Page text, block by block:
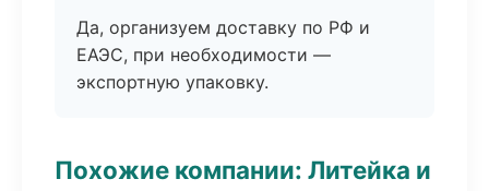
Да, организуем доставку по РФ и
ЕАЭС, при необходимости —
экспортную упаковку.
Похожие компании: Литейка и